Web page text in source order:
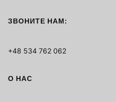
ЗВОНИТЕ НАМ:
+48 534 762 062
О НАС